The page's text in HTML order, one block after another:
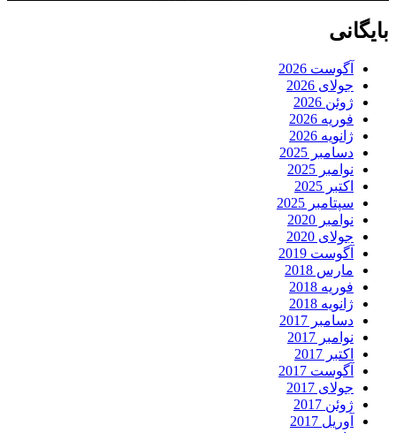
بایگانی
آگوست 2026
جولای 2026
ژوئن 2026
فوریه 2026
ژانویه 2026
دسامبر 2025
نوامبر 2025
اکتبر 2025
سپتامبر 2025
نوامبر 2020
جولای 2020
آگوست 2019
مارس 2018
فوریه 2018
ژانویه 2018
دسامبر 2017
نوامبر 2017
اکتبر 2017
آگوست 2017
جولای 2017
ژوئن 2017
آوریل 2017